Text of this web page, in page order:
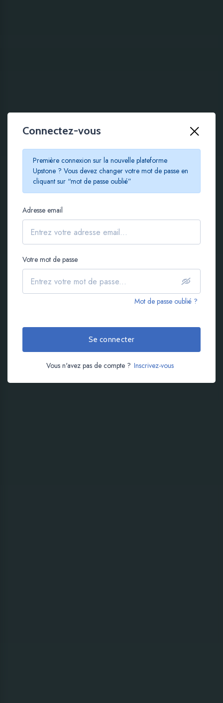
Connectez-vous
Première connexion sur la nouvelle plateforme
Upstone ? Vous devez changer votre mot de passe en
cliquant sur “mot de passe oublié”
Adresse email
Mot de passe oublié ?
Votre mot de passe
Se connecter
Vous n'avez pas de compte ? Inscrivez-vous
100 % EN LIGNE
Le crowdfunding
immobilier à partir de
100 €
S'inscrire gratuitement